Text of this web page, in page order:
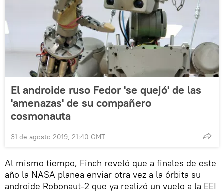
El androide ruso Fedor 'se quejó' de las
'amenazas' de su compañero
cosmonauta
31 de agosto 2019, 21:40 GMT
Al mismo tiempo, Finch reveló que a finales de este
año la NASA planea enviar otra vez a la órbita su
androide Robonaut-2 que ya realizó un vuelo a la EEI